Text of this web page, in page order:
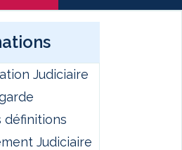
Judiciaire
définitions
Judiciaire